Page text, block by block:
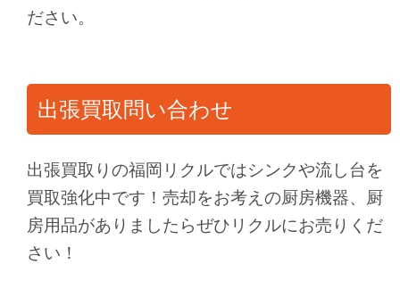
ださい。
出張買取問い合わせ
出張買取りの福岡リクルではシンクや流し台を
買取強化中です！売却をお考えの厨房機器、厨
房用品がありましたらぜひリクルにお売りくだ
さい！